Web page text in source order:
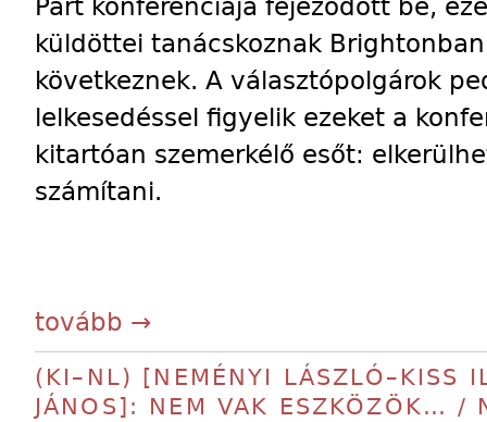
Párt konferenciája fejeződött be,
küldöttei tanácskoznak
következnek. A választópolgárok
lelkesedéssel figyelik ezeket a
kitartóan szemerkélő esőt:
számítani.
tovább →
(KI–NL) [NEMÉNYI LÁSZLÓ–KISS
JÁNOS]: NEM VAK ESZKÖZÖK… /